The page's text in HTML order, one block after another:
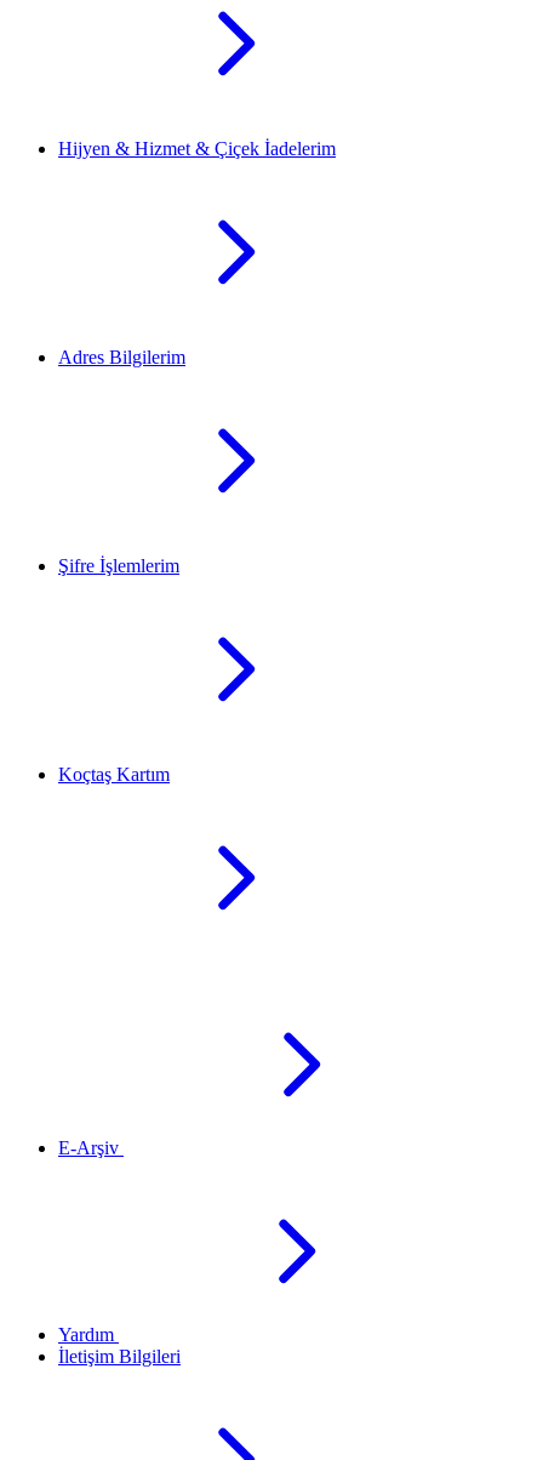
Hijyen & Hizmet & Çiçek İadelerim
Adres Bilgilerim
Şifre İşlemlerim
Koçtaş Kartım
E-Arşiv
Yardım
İletişim Bilgileri